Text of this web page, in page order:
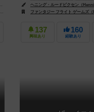
アスモデ・チャイナ（
ヘニング・ルードビクセン（
ファンタジー フライト ゲームズ（
137
興味あり
160
経験あり